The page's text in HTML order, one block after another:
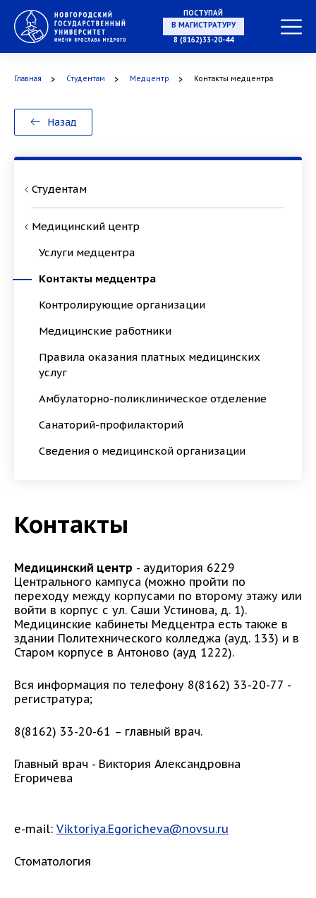
ПОСТУПАЙ
В МАГИСТРАТУРУ
В ОРДИНАТУРУ
8 (8162)33-20-44
Главная Студентам Медцентр Контакты медцентра
Назад
Студентам
Медицинский центр
Услуги медцентра
Контакты медцентра
Контролирующие организации
Медицинские работники
Правила оказания платных медицинских
услуг
Амбулаторно-поликлиническое отделение
Санаторий-профилакторий
Сведения о медицинской организации
Контакты
Медицинский центр - аудитория 6229
Центрального кампуса (можно пройти по
переходу между корпусами по второму этажу или
войти в корпус с ул. Саши Устинова, д. 1).
Медицинские кабинеты Медцентра есть также в
здании Политехнического колледжа (ауд. 133) и в
Старом корпусе в Антоново (ауд 1222).
Вся информация по телефону 8(8162) 33-20-77 -
регистратура;
8(8162) 33-20-61 – главный врач.
Главный врач - Виктория Александровна
Егоричева
e-mail: Viktoriya.Egoricheva@novsu.ru
Стоматология